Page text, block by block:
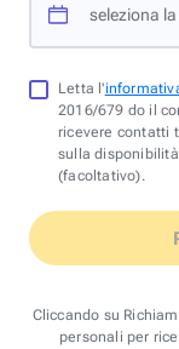
seleziona
Letta l'
2016/679 do il
ricevere contatti
sulla
(facoltativo).
Cliccando su
personali per